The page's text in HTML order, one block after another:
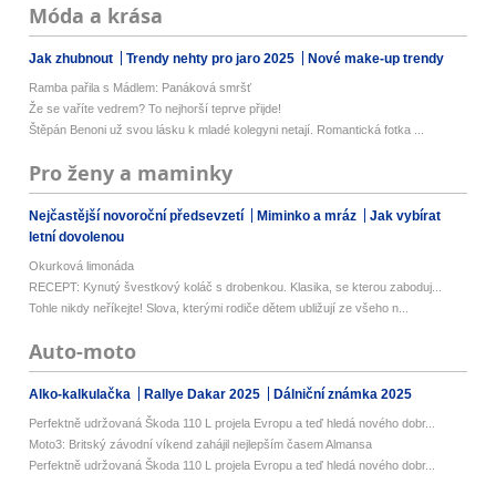
Móda a krása
Jak zhubnout Trendy nehty pro jaro 2025 Nové make-up trendy
Ramba pařila s Mádlem: Panáková smršť
Že se vaříte vedrem? To nejhorší teprve přijde!
Štěpán Benoni už svou lásku k mladé kolegyni netají. Romantická fotka ...
Pro ženy a maminky
Nejčastější novoroční předsevzetí Miminko a mráz
Jak vybírat
letní dovolenou
Okurková limonáda
RECEPT: Kynutý švestkový koláč s drobenkou. Klasika, se kterou zaboduj...
Tohle nikdy neříkejte! Slova, kterými rodiče dětem ubližují ze všeho n...
Auto-moto
Alko-kalkulačka Rallye Dakar 2025 Dálniční známka 2025
Perfektně udržovaná Škoda 110 L projela Evropu a teď hledá nového dobr...
Moto3: Britský závodní víkend zahájil nejlepším časem Almansa
Perfektně udržovaná Škoda 110 L projela Evropu a teď hledá nového dobr...